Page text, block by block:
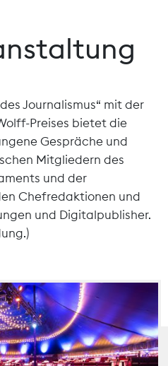
Journalismus“ mit der
Preises bietet die
Gespräche und
Mitgliedern des
und der
Chefredaktionen und
und Digitalpublisher.